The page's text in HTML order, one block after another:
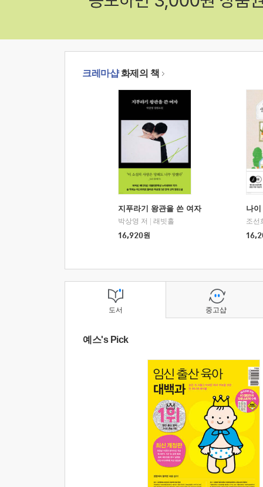
크레마샵화제의 책
지푸라기 왕관을 쓴 여자
박상영 저
래빗홀
16,920원
나
조선
도서
예스's Pick
중고샵